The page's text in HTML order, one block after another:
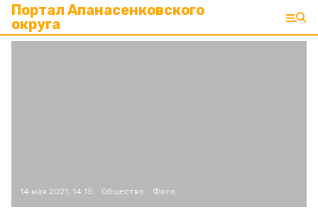
Портал Апанасенковского
округа
14 мая 2021, 14:15 Общество Фото: